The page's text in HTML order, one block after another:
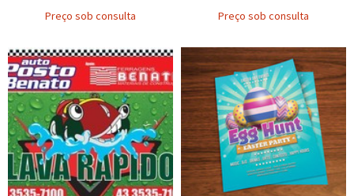
Preço sob consulta
Preço sob consulta